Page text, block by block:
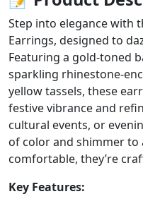
Step into elegance with
Earrings, designed to
Featuring a gold-toned
sparkling rhinestone-
yellow tassels, these
festive vibrance and
cultural events, or
of color and shimmer
comfortable, they’re
Key Features: